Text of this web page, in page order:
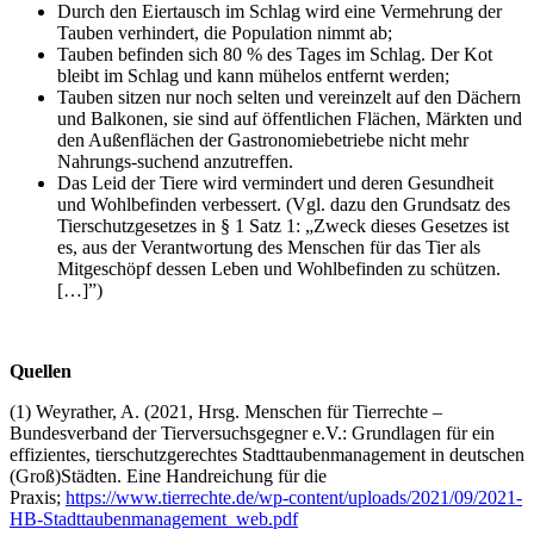
Durch den Eiertausch im Schlag wird eine Vermehrung der
Tauben verhindert, die Population nimmt ab;
Tauben befinden sich 80 % des Tages im Schlag. Der Kot
bleibt im Schlag und kann mühelos entfernt werden;
Tauben sitzen nur noch selten und vereinzelt auf den Dächern
und Balkonen, sie sind auf öffentlichen Flächen, Märkten und
den Außenflächen der Gastronomiebetriebe nicht mehr
Nahrungs-suchend anzutreffen.
Das Leid der Tiere wird vermindert und deren Gesundheit
und Wohlbefinden verbessert. (Vgl. dazu den Grundsatz des
Tierschutzgesetzes in § 1 Satz 1: „Zweck dieses Gesetzes ist
es, aus der Verantwortung des Menschen für das Tier als
Mitgeschöpf dessen Leben und Wohlbefinden zu schützen.
[…]”)
Quellen
(1) Weyrather, A. (2021, Hrsg. Menschen für Tierrechte –
Bundesverband der Tierversuchsgegner e.V.: Grundlagen für ein
effizientes, tierschutzgerechtes Stadttaubenmanagement in deutschen
(Groß)Städten. Eine Handreichung für die
Praxis; https://www.tierrechte.de/wp-content/uploads/2021/09/2021-
HB-Stadttaubenmanagement_web.pdf